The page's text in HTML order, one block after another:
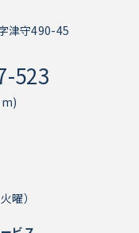
津守490-45
523
曜）